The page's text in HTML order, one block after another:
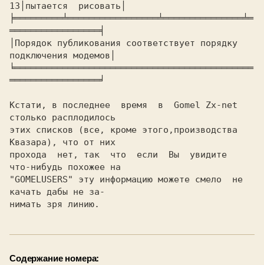
13│пытается  рисовать│
╞═════════╧═════════════════╧═══════════════╧═
═════════════════╡
│Порядок публикования соответствует порядку
подключения модемов│
╘═════════════════════════════════════════════
═════════════════╛
Кстати, в последнее  время  в  Gomel Zx-net
столько расплодилось
этих списков (все, кроме этого,производства
Квазара), что от них
прохода  нет, так  что  если  Вы  увидите
что-нибудь похожее на
"GOMELUSERS" эту информацию можете смело  не
качать дабы не за-
нимать зря линию.
Содержание номера: